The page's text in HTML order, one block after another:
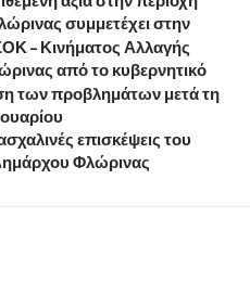
συμμετέχει στην
– Κινήματος Αλλαγής
από το κυβερνητικό
των προβλημάτων μετά τη
επισκέψεις του
Φλώρινας